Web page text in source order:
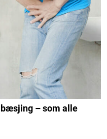
– som alle